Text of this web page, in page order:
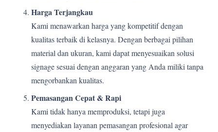
Harga Terjangkau
Kami menawarkan harga yang kompetitif dengan
kualitas terbaik di kelasnya. Dengan berbagai pilihan
material dan ukuran, kami dapat menyesuaikan solusi
signage sesuai dengan anggaran yang Anda miliki tanpa
mengorbankan kualitas.
Pemasangan Cepat & Rapi
Kami tidak hanya memproduksi, tetapi juga
menyediakan layanan pemasangan profesional agar